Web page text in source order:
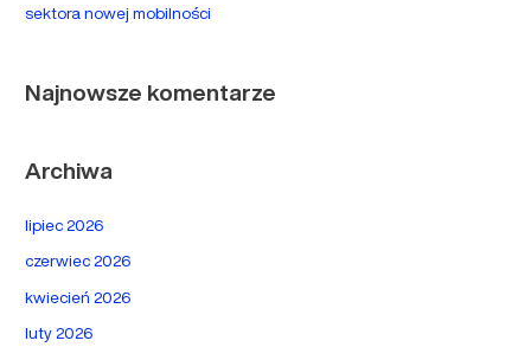
sektora nowej mobilności
Najnowsze komentarze
Archiwa
lipiec 2026
czerwiec 2026
kwiecień 2026
luty 2026